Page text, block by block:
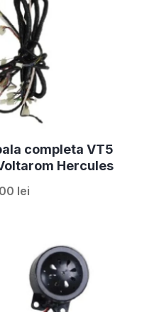
completa VT5
Hercules
lei